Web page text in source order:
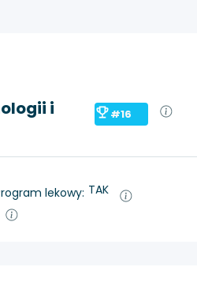
i
#16
lekowy: TAK